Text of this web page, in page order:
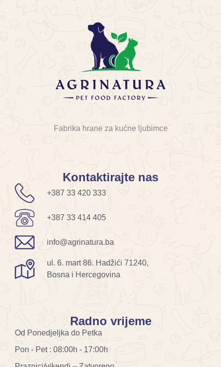
Fabrika hrane za kućne ljubimce
Kontaktirajte nas
+387 33 420 333
+387 33 414 405
info@agrinatura.ba
ul. 6. mart 86. Hadžići 71240,
Bosna i Hercegovina
Radno vrijeme
Od Ponedjeljka do Petka
Pon - Pet : 08:00h - 17:00h